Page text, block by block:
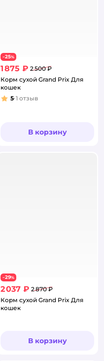
−25%
1 875 ₽ 2 500 ₽
Корм сухой Grand Prix Для
кошек
Рейтинг:
5 1 отзыв
В корзину
−29%
2 037 ₽ 2 870 ₽
Корм сухой Grand Prix Для
кошек
В корзину